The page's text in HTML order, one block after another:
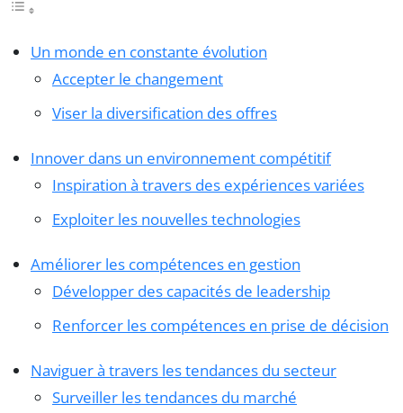
Un monde en constante évolution
Accepter le changement
Viser la diversification des offres
Innover dans un environnement compétitif
Inspiration à travers des expériences variées
Exploiter les nouvelles technologies
Améliorer les compétences en gestion
Développer des capacités de leadership
Renforcer les compétences en prise de décision
Naviguer à travers les tendances du secteur
Surveiller les tendances du marché